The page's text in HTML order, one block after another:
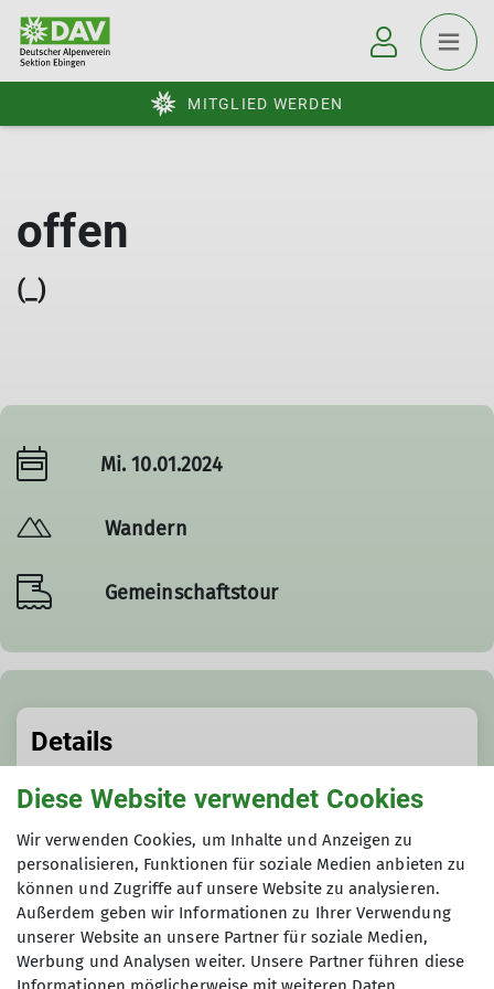
MITGLIED WERDEN
offen
(_)
Mi. 10.01.2024
Wandern
Gemeinschaftstour
Details
Termindetails
Mi. 10.01.2024
Gruppe
Diese Website verwendet Cookies
Wir verwenden Cookies, um Inhalte und Anzeigen zu
personalisieren, Funktionen für soziale Medien anbieten zu
können und Zugriffe auf unsere Website zu analysieren.
Außerdem geben wir Informationen zu Ihrer Verwendung
unserer Website an unsere Partner für soziale Medien,
Werbung und Analysen weiter. Unsere Partner führen diese